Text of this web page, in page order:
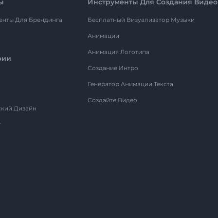
Для Брендинга
Дизайн
Инструменты Для Создания Видео
Бесплатный Визуализатор Музыки
Анимации
Анимация Логотипа
Создание Интро
Генератор Анимации Текста
Создайте Видео